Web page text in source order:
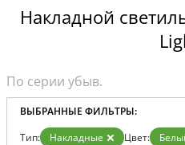
Накладной
ВЫБРАННЫЕ ФИЛЬТРЫ:
Тип: Накладные Цвет: